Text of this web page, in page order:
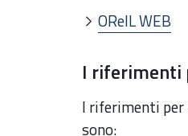
OReIL WEB
I riferimenti
I riferimenti per
sono: